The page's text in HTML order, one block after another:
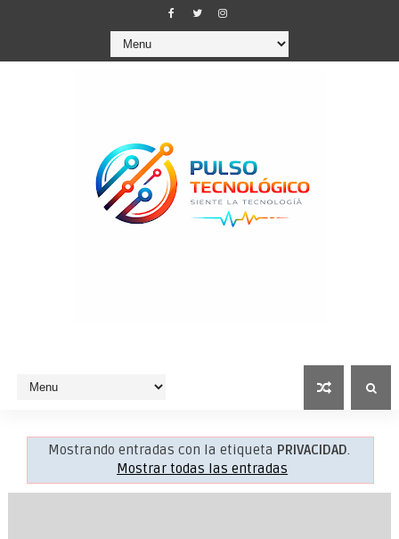
Mostrando entradas con la etiqueta PRIVACIDAD.
Mostrar todas las entradas